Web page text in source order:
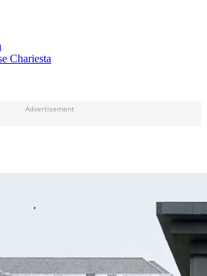
Chariesta
Advertisement